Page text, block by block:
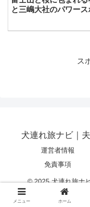
と三嶋大社のパワース
ス
犬連れ旅ナビ｜
運営者情報
免責事項
© 2025 犬連れ旅ナ
メニュー ホーム